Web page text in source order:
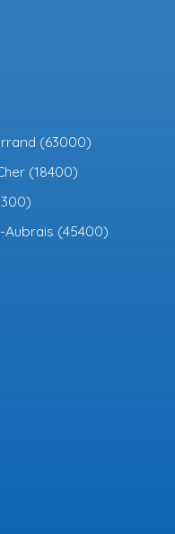
(63000)
(18400)
(45400)